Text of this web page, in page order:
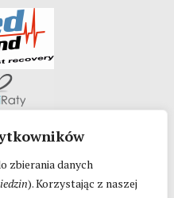
zbierania danych
). Korzystając z naszej